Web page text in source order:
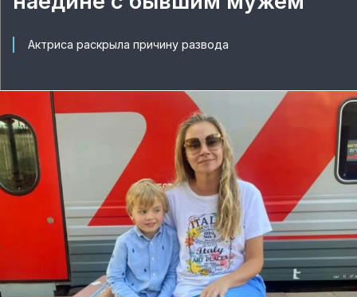
Актриса раскрыла причину развода